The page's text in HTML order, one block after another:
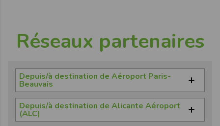
Réseaux partenaires
Depuis/à destination de Aéroport Paris-
Beauvais
Navette depuis Paris-Beauvais Airport à
destination de Paris Porte Maillot
Depuis/à destination de Alicante Aéroport
(ALC)